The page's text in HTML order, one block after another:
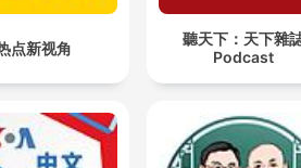
Oriente.
questi segnali sono che gli
cioè non possono
di crisi in modo attivo tutti
点新视角
聽天下：天下雜
Podcast